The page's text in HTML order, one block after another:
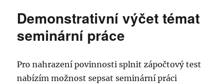
Seminář
práva
Demonstrativní výčet témat
seminární práce
Pro nahrazení povinnosti splnit zápočtový test
nabízím možnost sepsat seminární práci